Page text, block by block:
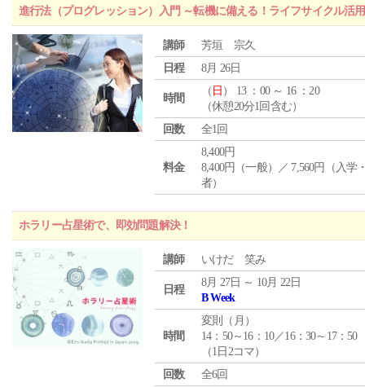
進行法（プログレッション）入門 ～転機に備える！ライフサイクル活
講師
芳垣 宗久
日程
8月 26日
時間
（ 日 ） 13 ：00 ～ 16 ：20
（休憩20分1回含む）
回数
全1回
料金
8,400円
8,400円（一般）／ 7,560円（入学
者）
ホラリー占星術で、即効問題解決！
講師 いけだ 笑み
日程
8月 27日 ～ 10月 22日
B Week
時間
変則（月）
14：50～16：10／16：30～17：50
（1日2コマ）
回数
全6回